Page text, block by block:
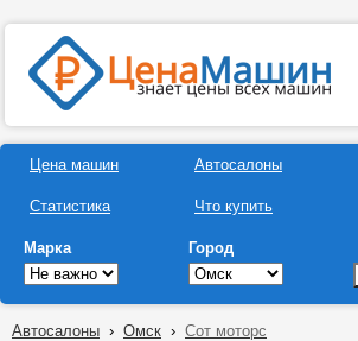
Цена машин
Статистика
Автосалоны
Что купить
Марка Город
Автосалоны › Омск › Сот моторс